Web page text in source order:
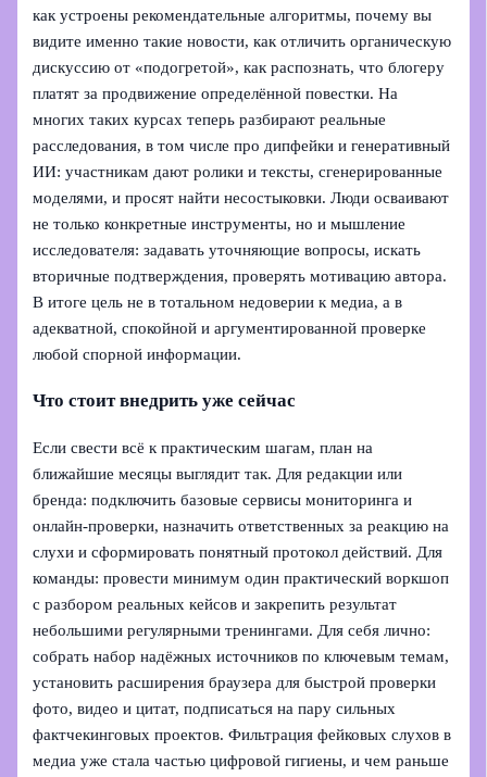
как устроены рекомендательные алгоритмы, почему вы
видите именно такие новости, как отличить органическую
дискуссию от «подогретой», как распознать, что блогеру
платят за продвижение определённой повестки. На
многих таких курсах теперь разбирают реальные
расследования, в том числе про дипфейки и генеративный
ИИ: участникам дают ролики и тексты, сгенерированные
моделями, и просят найти несостыковки. Люди осваивают
не только конкретные инструменты, но и мышление
исследователя: задавать уточняющие вопросы, искать
вторичные подтверждения, проверять мотивацию автора.
В итоге цель не в тотальном недоверии к медиа, а в
адекватной, спокойной и аргументированной проверке
любой спорной информации.
Что стоит внедрить уже сейчас
Если свести всё к практическим шагам, план на
ближайшие месяцы выглядит так. Для редакции или
бренда: подключить базовые сервисы мониторинга и
онлайн‑проверки, назначить ответственных за реакцию на
слухи и сформировать понятный протокол действий. Для
команды: провести минимум один практический воркшоп
с разбором реальных кейсов и закрепить результат
небольшими регулярными тренингами. Для себя лично:
собрать набор надёжных источников по ключевым темам,
установить расширения браузера для быстрой проверки
фото, видео и цитат, подписаться на пару сильных
фактчекинговых проектов. Фильтрация фейковых слухов в
медиа уже стала частью цифровой гигиены, и чем раньше